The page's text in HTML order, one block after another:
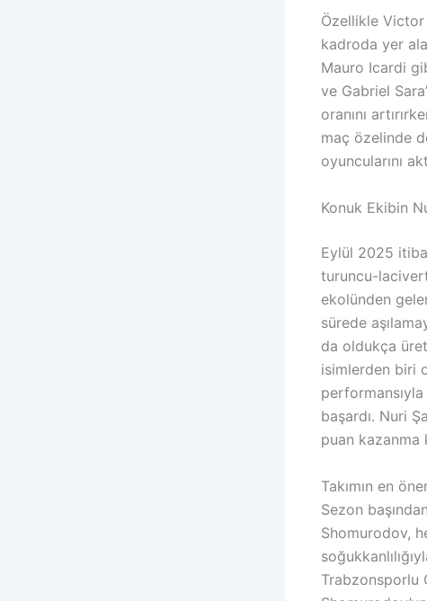
Özellikle Victor
kadroda yer
Mauro Icardi
ve Gabriel
oranını
maç özelinde
oyuncularını
Konuk Ekibin
Eylül 2025
turuncu-
ekolünden
sürede
da oldukça
isimlerden biri
başardı. Nuri
puan kazanma
Takımın en
Sezon
Shomurodov,
Trabzonsporlu